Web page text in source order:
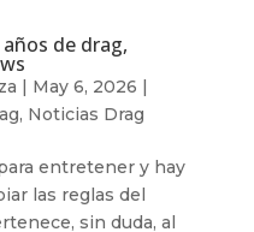
de drag,
| May 6, 2026 |
, Noticias Drag
entretener y hay
las reglas del
sin duda, al